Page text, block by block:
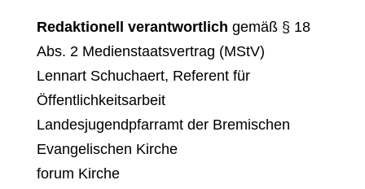
Redaktionell verantwortlich gemäß § 18
Abs. 2 Medienstaatsvertrag (MStV)
Lennart Schuchaert, Referent für
Öffentlichkeitsarbeit
Landesjugendpfarramt der Bremischen
Evangelischen Kirche
forum Kirche